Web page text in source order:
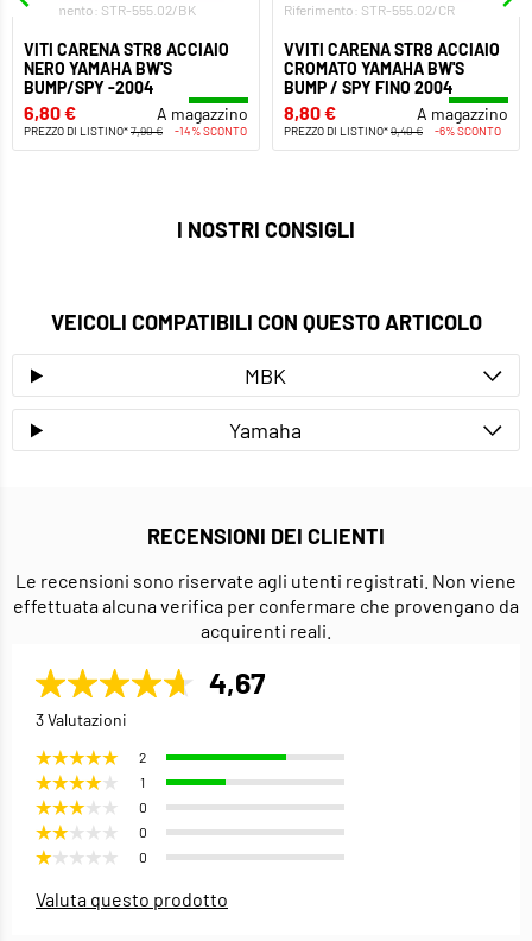
Riferimento: STR-555.02/BK
VITI CARENA STR8 ACCIAIO
NERO YAMAHA BW'S
BUMP/SPY -2004
6,80 € A magazzino
PREZZO DI LISTINO*7,90 € -14% SCONTO
Riferimento: STR-555.02/CR
VVITI CARENA STR8 ACCIAIO
CROMATO YAMAHA BW'S
BUMP / SPY FINO 2004
8,80 € A magazzino
PREZZO DI LISTINO*9,40 € -6% SCONTO
I NOSTRI CONSIGLI
VEICOLI COMPATIBILI CON QUESTO ARTICOLO
MBK
Yamaha
RECENSIONI DEI CLIENTI
Le recensioni sono riservate agli utenti registrati. Non viene
effettuata alcuna verifica per confermare che provengano da
acquirenti reali.
4,67
3 Valutazioni
2
1
0
0
0
Valuta questo prodotto